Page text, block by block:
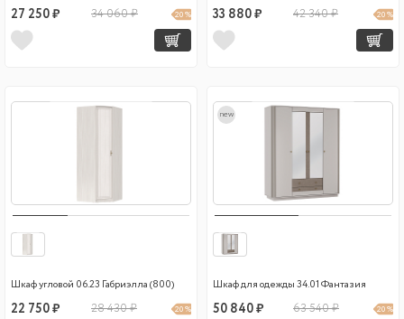
27 250 ₽ 34 060 ₽ 20 % 33 880 ₽ 42 340 ₽ 20 %
Шкаф угловой 06.23 Габриэлла (800)
22 750 ₽ 28 430 ₽ 20 %
new
Шкаф для одежды 34.01 Фантазия
50 840 ₽ 63 540 ₽ 20 %